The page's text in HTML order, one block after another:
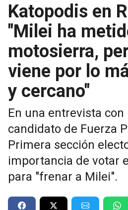
Katopodis en
"Milei ha
motosierra,
viene por lo
y cercano"
En una entrevista con
candidato de Fuerza
Primera sección
importancia de votar
para "frenar a Milei".